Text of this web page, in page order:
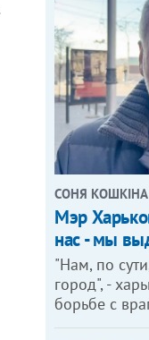
СОНЯ КОШКІНА
Мэр
нас - мы
"Нам, по
город", -
борьбе с